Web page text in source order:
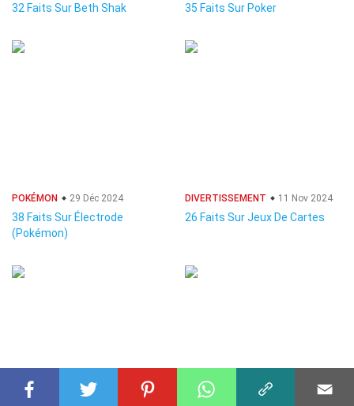
32 Faits Sur Beth Shak 35 Faits Sur Poker
POKÉMON 29 Déc 2024
38 Faits Sur Électrode
(Pokémon)
DIVERTISSEMENT 11 Nov 2024
26 Faits Sur Jeux De Cartes